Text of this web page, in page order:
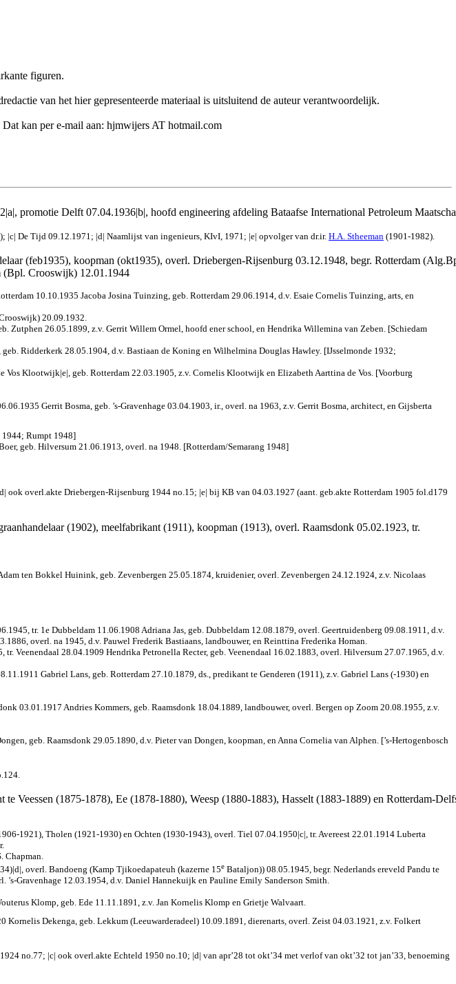
figuren.
van het hier gepresenteerde materiaal is uitsluitend de auteur verantwoordelijk.
kan per e-mail aan: hjmwijers AT hotmail.com
promotie Delft 07.04.1936|b|, hoofd engineering afdeling Bataafse International Petroleum
|c| De Tijd 09.12.1971; |d| Naamlijst van ingenieurs, KIvI, 1971; |e| opvolger van dr.ir. H.A. Stheeman (1901-1982).
(feb1935), koopman (okt1935), overl. Driebergen-Rijsenburg 03.12.1948, begr. Rotterdam
(Bpl. Crooswijk) 12.01.1944
10.10.1935 Jacoba Josina Tuinzing, geb. Rotterdam 29.06.1914, d.v. Esaie Cornelis Tuinzing, arts, en
20.09.1932.
Zutphen 26.05.1899, z.v. Gerrit Willem Ormel, hoofd ener school, en Hendrika Willemina van Zeben. [Schiedam
Ridderkerk 28.05.1904, d.v. Bastiaan de Koning en Wilhelmina Douglas Hawley. [IJsselmonde 1932;
Klootwijk|e|, geb. Rotterdam 22.03.1905, z.v. Cornelis Klootwijk en Elizabeth Aarttina de Vos. [Voorburg
Gerrit Bosma, geb. ’s-Gravenhage 03.04.1903, ir., overl. na 1963, z.v. Gerrit Bosma, architect, en Gijsberta
1944; Rumpt 1948]
geb. Hilversum 21.06.1913, overl. na 1948. [Rotterdam/Semarang 1948]
overl.akte Driebergen-Rijsenburg 1944 no.15; |e| bij KB van 04.03.1927 (aant. geb.akte Rotterdam 1905 fol.d179
(1902), meelfabrikant (1911), koopman (1913), overl. Raamsdonk 05.02.1923, tr.
ten Bokkel Huinink, geb. Zevenbergen 25.05.1874, kruidenier, overl. Zevenbergen 24.12.1924, z.v. Nicolaas
tr. 1e Dubbeldam 11.06.1908 Adriana Jas, geb. Dubbeldam 12.08.1879, overl. Geertruidenberg 09.08.1911, d.v.
overl. na 1945, d.v. Pauwel Frederik Bastiaans, landbouwer, en Reinttina Frederika Homan.
Veenendaal 28.04.1909 Hendrika Petronella Recter, geb. Veenendaal 16.02.1883, overl. Hilversum 27.07.1965, d.v.
Gabriel Lans, geb. Rotterdam 27.10.1879, ds., predikant te Genderen (1911), z.v. Gabriel Lans (-1930) en
03.01.1917 Andries Kommers, geb. Raamsdonk 18.04.1889, landbouwer, overl. Bergen op Zoom 20.08.1955, z.v.
geb. Raamsdonk 29.05.1890, d.v. Pieter van Dongen, koopman, en Anna Cornelia van Alphen. [’s-Hertogenbosch
Veessen (1875-1878), Ee (1878-1880), Weesp (1880-1883), Hasselt (1883-1889) en Rotterdam-
1921), Tholen (1921-1930) en Ochten (1930-1943), overl. Tiel 07.04.1950|c|, tr. Avereest 22.01.1914 Luberta
Chapman.
overl. Bandoeng (Kamp Tjikoedapateuh (kazerne 15e Bataljon)) 08.05.1945, begr. Nederlands ereveld Pandu te
Gravenhage 12.03.1954, d.v. Daniel Hannekuijk en Pauline Emily Sanderson Smith.
Klomp, geb. Ede 11.11.1891, z.v. Jan Kornelis Klomp en Grietje Walvaart.
Dekenga, geb. Lekkum (Leeuwarderadeel) 10.09.1891, dierenarts, overl. Zeist 04.03.1921, z.v. Folkert
no.77; |c| ook overl.akte Echteld 1950 no.10; |d| van apr’28 tot okt’34 met verlof van okt’32 tot jan’33, benoeming